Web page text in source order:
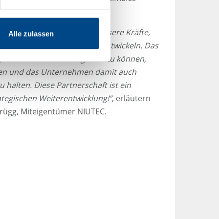
Alle zulassen
GBA Group vereinen wir unsere Kräfte,
Herausforderungen zu entwickeln. Das
noch schneller reagieren zu können,
und das Unternehmen damit auch
halten. Diese Partnerschaft ist ein
Weiterentwicklung!”, erläutern
Miteigentümer NIUTEC.